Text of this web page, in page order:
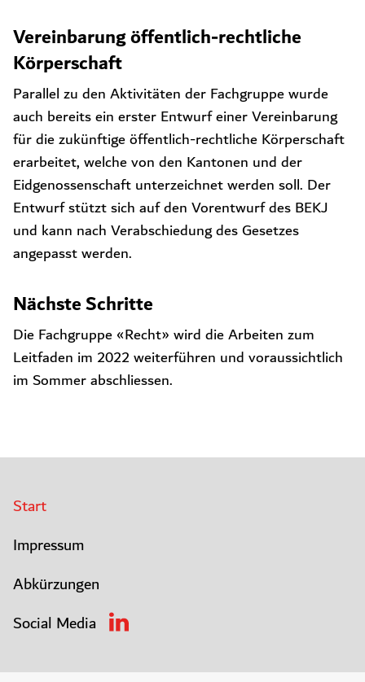
Vereinbarung öffentlich-rechtliche
Körperschaft
Parallel zu den Aktivitäten der Fachgruppe wurde
auch bereits ein erster Entwurf einer Vereinbarung
für die zukünftige öffentlich-rechtliche Körperschaft
erarbeitet, welche von den Kantonen und der
Eidgenossenschaft unterzeichnet werden soll. Der
Entwurf stützt sich auf den Vorentwurf des BEKJ
und kann nach Verabschiedung des Gesetzes
angepasst werden.
Nächste Schritte
Die Fachgruppe «Recht» wird die Arbeiten zum
Leitfaden im 2022 weiterführen und voraussichtlich
im Sommer abschliessen.
Start
Impressum
Abkürzungen
Social Media